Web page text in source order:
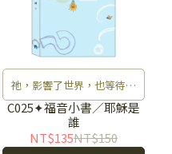
祂，影響了世界，也等待被
你認識。
C025✦福音小書／耶穌是
誰
NT$135NT$150